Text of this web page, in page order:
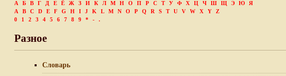
А Б В Г Д Е Ё Ж З И К Л М Н О П Р С Т У Ф Х Ц Ч Ш Щ Э Ю
Я
A
B C D E F G H I J K L M N O P Q R S T U V W X Y
Z
0
1 2 3 4 5 6 7 8 9 * - .
Разное
Словарь